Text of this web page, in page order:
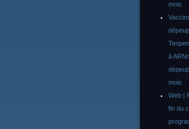
mois
à
mois
Web |
fin du